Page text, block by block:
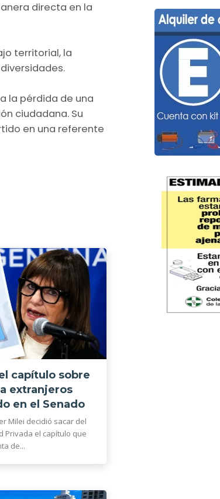
directa en la
territorial, la
la pérdida de una
ciudadana. Su
en una referente
capítulo sobre
extranjeros
en el Senado
Milei decidió sacar del
Privada el capítulo que
de...